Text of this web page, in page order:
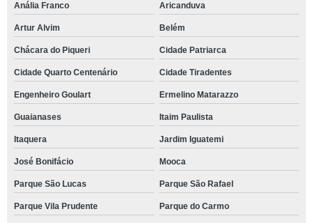
Anália Franco
Aricanduva
Artur Alvim Belém
Chácara do Piqueri Cidade Patriarca
Cidade Quarto Centenário Cidade Tiradentes
Engenheiro Goulart Ermelino Matarazzo
Guaianases Itaim Paulista
Itaquera Jardim Iguatemi
José Bonifácio Mooca
Parque São Lucas Parque São Rafael
Parque Vila Prudente Parque do Carmo